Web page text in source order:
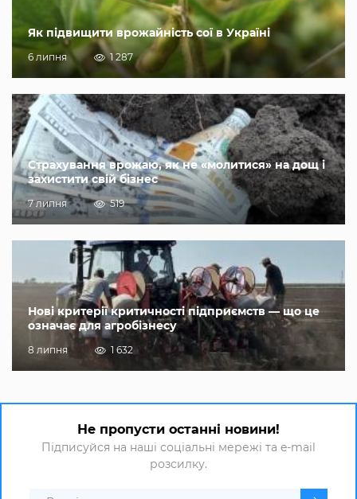
Як підвищити врожайність сої в Україні
6 липня 1 287
Страхування врожаю, як не «молитися» на дощ і
захистити свій бізнес
7 липня 519
Нові критерії критичності підприємств — що це
означає для агробізнесу
8 липня 1 632
Не пропусти останні новини!
Підписуйся на наші соціальні мережі та e-mail
розсилку.